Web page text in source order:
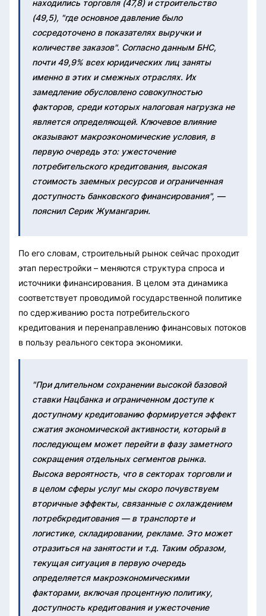
находились торговля (47,8) и строительство
(49,5), "где основное давление было
сосредоточено в показателях выручки и
количестве заказов". Согласно данным БНС,
почти 49,9% всех юридических лиц заняты
именно в этих и смежных отраслях. Их
замедление обусловлено совокупностью
факторов, среди которых налоговая нагрузка не
является определяющей. Ключевое влияние
оказывают макроэкономические условия, в
первую очередь это: ужесточение
потребительского кредитования, высокая
стоимость заемных ресурсов и ограниченная
доступность банковского финансирования", —
пояснил Серик Жумангарин.
По его словам, строительный рынок сейчас проходит
этап перестройки – меняются структура спроса и
источники финансирования. В целом эта динамика
соответствует проводимой государственной политике
по сдерживанию роста потребительского
кредитования и перенаправлению финансовых потоков
в пользу реального сектора экономики.
"При длительном сохранении высокой базовой
ставки Нацбанка и ограниченном доступе к
доступному кредитованию формируется эффект
сжатия экономической активности, который в
последующем может перейти в фазу заметного
сокращения отдельных сегментов рынка.
Высока вероятность, что в секторах торговли и
в целом сферы услуг мы скоро почувствуем
вторичные эффекты, связанные с охлаждением
потребкредитования — в транспорте и
логистике, складировании, рекламе. Это может
отразиться на занятости и т.д. Таким образом,
текущая ситуация в первую очередь
определяется макроэкономическими
факторами, включая процентную политику,
доступность кредитования и ужесточение